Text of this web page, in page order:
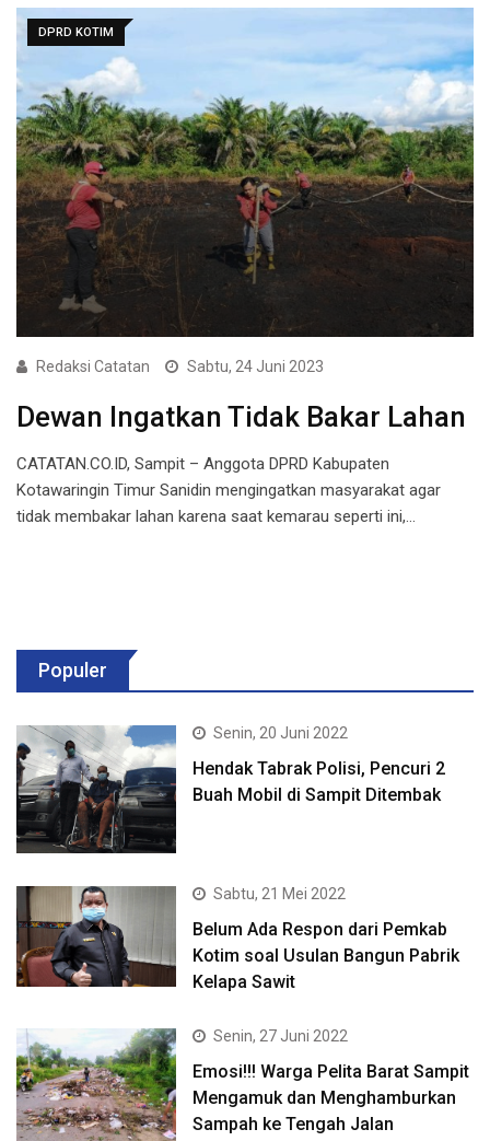
DPRD KOTIM
Redaksi Catatan Sabtu, 24 Juni 2023
Dewan Ingatkan Tidak Bakar Lahan
CATATAN.CO.ID, Sampit – Anggota DPRD Kabupaten
Kotawaringin Timur Sanidin mengingatkan masyarakat agar
tidak membakar lahan karena saat kemarau seperti ini,…
Populer
Senin, 20 Juni 2022
Hendak Tabrak Polisi, Pencuri 2
Buah Mobil di Sampit Ditembak
Sabtu, 21 Mei 2022
Belum Ada Respon dari Pemkab
Kotim soal Usulan Bangun Pabrik
Kelapa Sawit
Senin, 27 Juni 2022
Emosi!!! Warga Pelita Barat Sampit
Mengamuk dan Menghamburkan
Sampah ke Tengah Jalan